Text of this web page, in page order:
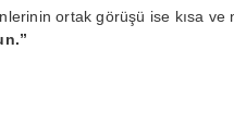
ortak görüşü ise kısa ve